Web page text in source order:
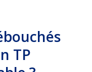
TP